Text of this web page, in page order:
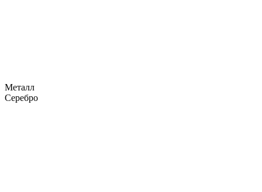
Металл
Серебро